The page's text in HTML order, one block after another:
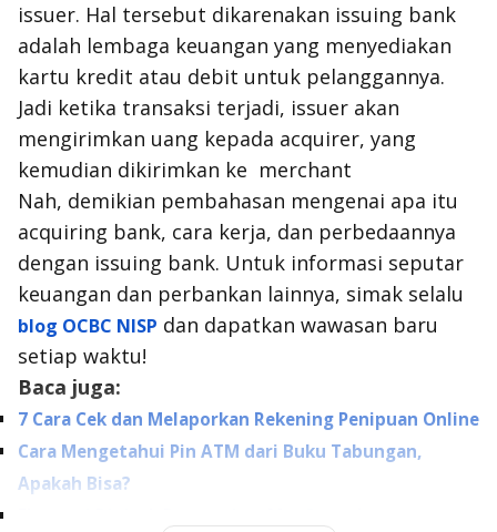
issuer. Hal tersebut dikarenakan issuing bank
adalah lembaga keuangan yang menyediakan
kartu kredit atau debit untuk pelanggannya.
Jadi ketika transaksi terjadi, issuer akan
mengirimkan uang kepada acquirer, yang
kemudian dikirimkan ke merchant
Nah, demikian pembahasan mengenai apa itu
acquiring bank, cara kerja, dan perbedaannya
dengan issuing bank. Untuk informasi seputar
keuangan dan perbankan lainnya, simak selalu
blog OCBC NISP dan dapatkan wawasan baru
setiap waktu!
Baca juga:
7 Cara Cek dan Melaporkan Rekening Penipuan Online
Cara Mengetahui Pin ATM dari Buku Tabungan,
Apakah Bisa?